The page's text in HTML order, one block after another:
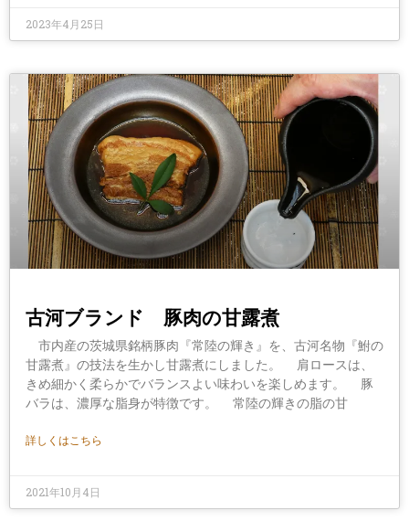
2023年4月25日
古河ブランド 豚肉の甘露煮
市内産の茨城県銘柄豚肉『常陸の輝き』を、古河名物『鮒の
甘露煮』の技法を生かし甘露煮にしました。 肩ロースは、
きめ細かく柔らかでバランスよい味わいを楽しめます。 豚
バラは、濃厚な脂身が特徴です。 常陸の輝きの脂の甘
詳しくはこちら
2021年10月4日